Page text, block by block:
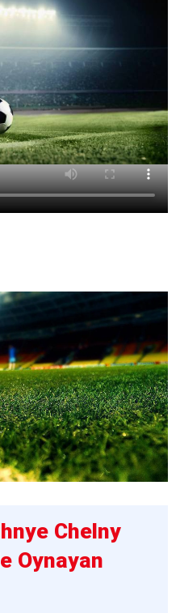
Chelny
Oynayan